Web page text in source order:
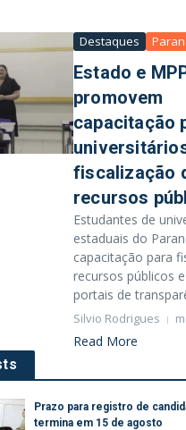
Destaques
Estado e
promovem
capacitação
fiscalização
recursos
Estudantes de
estaduais do
capacitação para
recursos públicos
portais de
Silvio Rodrigues
Read More
Prazo para registro de
termina em 15 de agosto